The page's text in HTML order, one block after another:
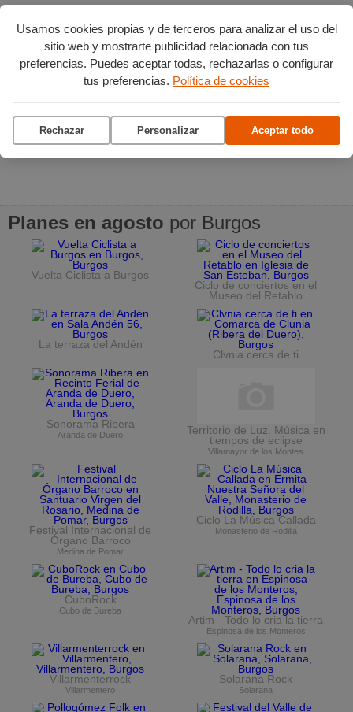
Usamos cookies propias y de terceros para analizar el uso del
sitio web y mostrarte publicidad relacionada con tus
preferencias. Puedes aceptar todas, rechazarlas o configurar
tus preferencias. Política de cookies
Rechazar Personalizar Aceptar todo
Planes en agosto por Burgos
Vuelta Ciclista a Burgos
Ciclo de conciertos en el
Museo del Retablo
La terraza del Andén
Clvnia cerca de ti
Sonorama Ribera
Aranda de Duero
Territorio de Luz. Música en
tiempos de eclipse
Villamayor de los Montes
Festival Internacional de
Órgano Barroco
Medina de Pomar
Ciclo La Música Callada
Monasterio de Rodilla
CuboRock
Cubo de Bureba
Artim - Todo lo cria la tierra
Espinosa de los Monteros
Villarmenterrock
Villarmentero
Solarana Rock
Solarana